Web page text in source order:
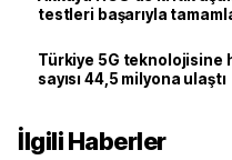
testleri başarıyla
Türkiye 5G teknolojisine
sayısı 44,5 milyona ulaştı
İlgili Haberler